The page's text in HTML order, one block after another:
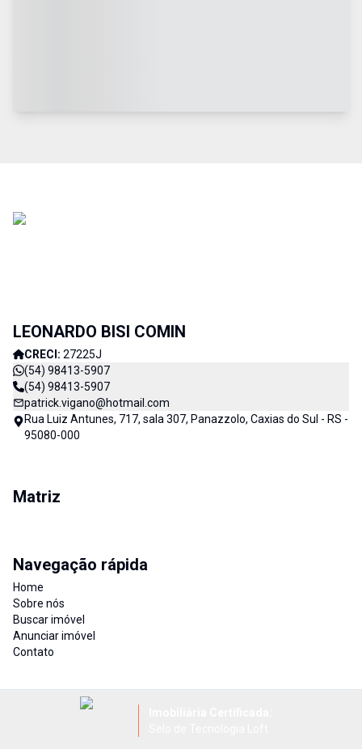
LEONARDO BISI COMIN
CRECI: 27225J
(54) 98413-5907
(54) 98413-5907
patrick.vigano@hotmail.com
Rua Luiz Antunes, 717, sala 307, Panazzolo, Caxias do Sul - RS -
95080-000
Matriz
Navegação rápida
Home
Sobre nós
Buscar imóvel
Anunciar imóvel
Contato